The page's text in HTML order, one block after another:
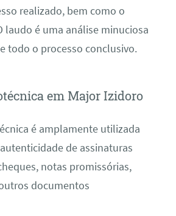
realizado, bem como o
laudo é uma análise minuciosa
todo o processo conclusivo.
em Major Izidoro
é amplamente utilizada
de assinaturas
notas promissórias,
documentos